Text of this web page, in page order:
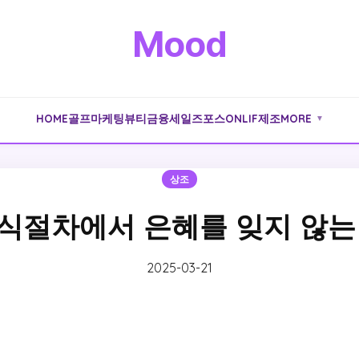
Mood
HOME골프마케팅뷰티금융세일즈포스ONLIF제조MORE ▼
상조
절차에서 은혜를 잊지 않
2025-03-21